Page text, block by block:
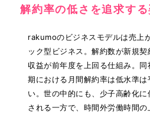
解約率の低さを追求する
rakumoのビジネスモデルは売上
ック型ビジネス。解約数が新規契
収益が前年度を上回る仕組み。
期における月間解約率は低水準
い。世の中的にも、少子高齢化
される一方で、時間外労働時間